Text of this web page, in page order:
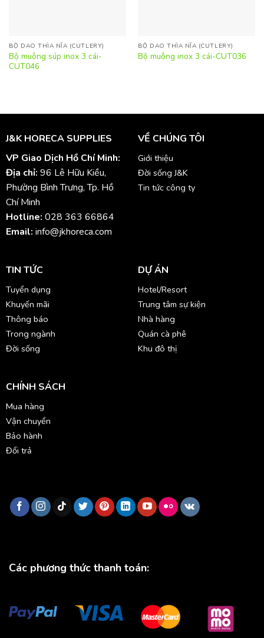
BỘ DAO THÌA NĨA (CUTLERY)
Bộ muỗng súp inox 3 cái-
CUT046
BỘ DAO THÌA NĨA (CUTLERY)
Bộ muỗng inox 3 cái-CUT036
J&K HORECA SUPPLIES
VP Giao Dịch Hồ Chí Minh:
Địa chỉ: 96 Lê Hữu Kiều,
Phường Bình Trưng, Tp. Hồ
Chí Minh
Hotline: 028 363 66864
Email: info@jkhoreca.com
VỀ CHÚNG TÔI
Giới thiệu
Đời sống J&K
Tin tức công ty
TIN TỨC
Tuyển dụng
Khuyến mãi
Thông báo
Trong ngành
Đời sống
DỰ ÁN
Hotel/Resort
Trung tâm sự kiện
Nhà hàng
Quán cà phê
Khu đô thị
CHÍNH SÁCH
Mua hàng
Vận chuyển
Bảo hành
Đổi trả
Các phương thức thanh toán: